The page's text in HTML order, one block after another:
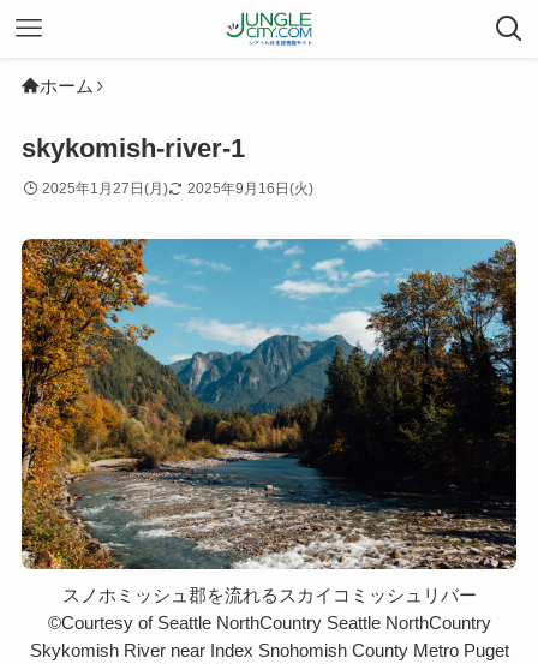
ホーム
skykomish-river-1
2025年1月27日(月) 2025年9月16日(火)
スノホミッシュ郡を流れるスカイコミッシュリバー
©️Courtesy of Seattle NorthCountry Seattle NorthCountry
Skykomish River near Index Snohomish County Metro Puget